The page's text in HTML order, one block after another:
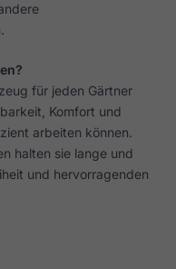
für jeden Gärtner
Komfort und
arbeiten können.
halten sie lange und
und hervorragenden